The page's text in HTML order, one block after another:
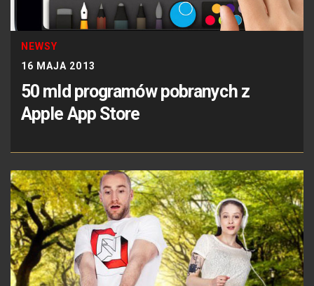
NEWSY
16 MAJA 2013
50 mld programów pobranych z
Apple App Store